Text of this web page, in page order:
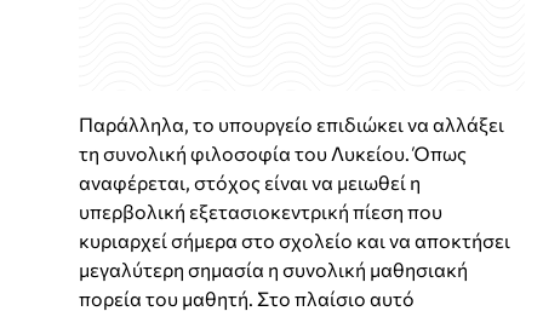
Παράλληλα, το υπουργείο επιδιώκει να αλλάξει
τη συνολική φιλοσοφία του Λυκείου. Όπως
αναφέρεται, στόχος είναι να μειωθεί η
υπερβολική εξετασιοκεντρική πίεση που
κυριαρχεί σήμερα στο σχολείο και να αποκτήσει
μεγαλύτερη σημασία η συνολική μαθησιακή
πορεία του μαθητή. Στο πλαίσιο αυτό